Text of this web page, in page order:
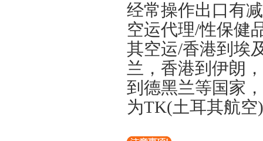
经常操作出口有
空运代理/性保健
其空运/香港到埃
兰，香港到伊朗
到德黑兰等国家
为TK(土耳其航